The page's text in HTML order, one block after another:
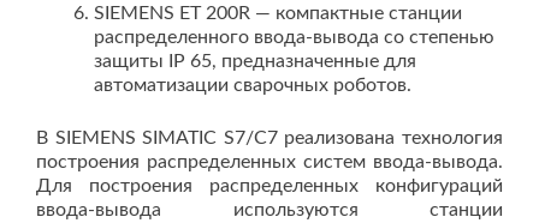
SIEMENS ET 200R — компактные станции
распределенного ввода-вывода со степенью
защиты IP 65, предназначенные для
автоматизации сварочных роботов.
В SIEMENS SIMATIC S7/C7 реализована технология
построения распределенных систем ввода-вывода.
Для построения распределенных конфигураций
ввода-вывода используются станции